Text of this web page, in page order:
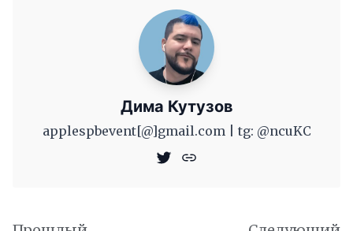
Дима Кутузов
applespbevent[@]gmail.com | tg: @ncuKC